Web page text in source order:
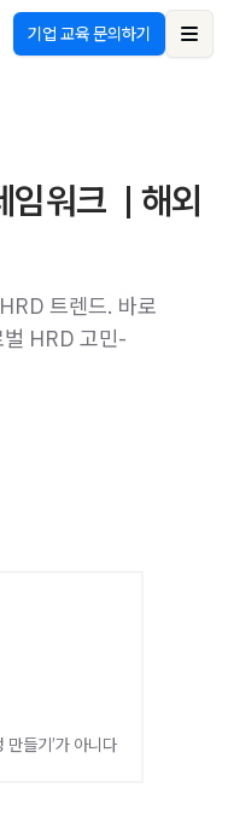
기업 교육 문의하기
임워크 | 해외
트렌드. 바로
HRD 고민-
만들기’가 아니다